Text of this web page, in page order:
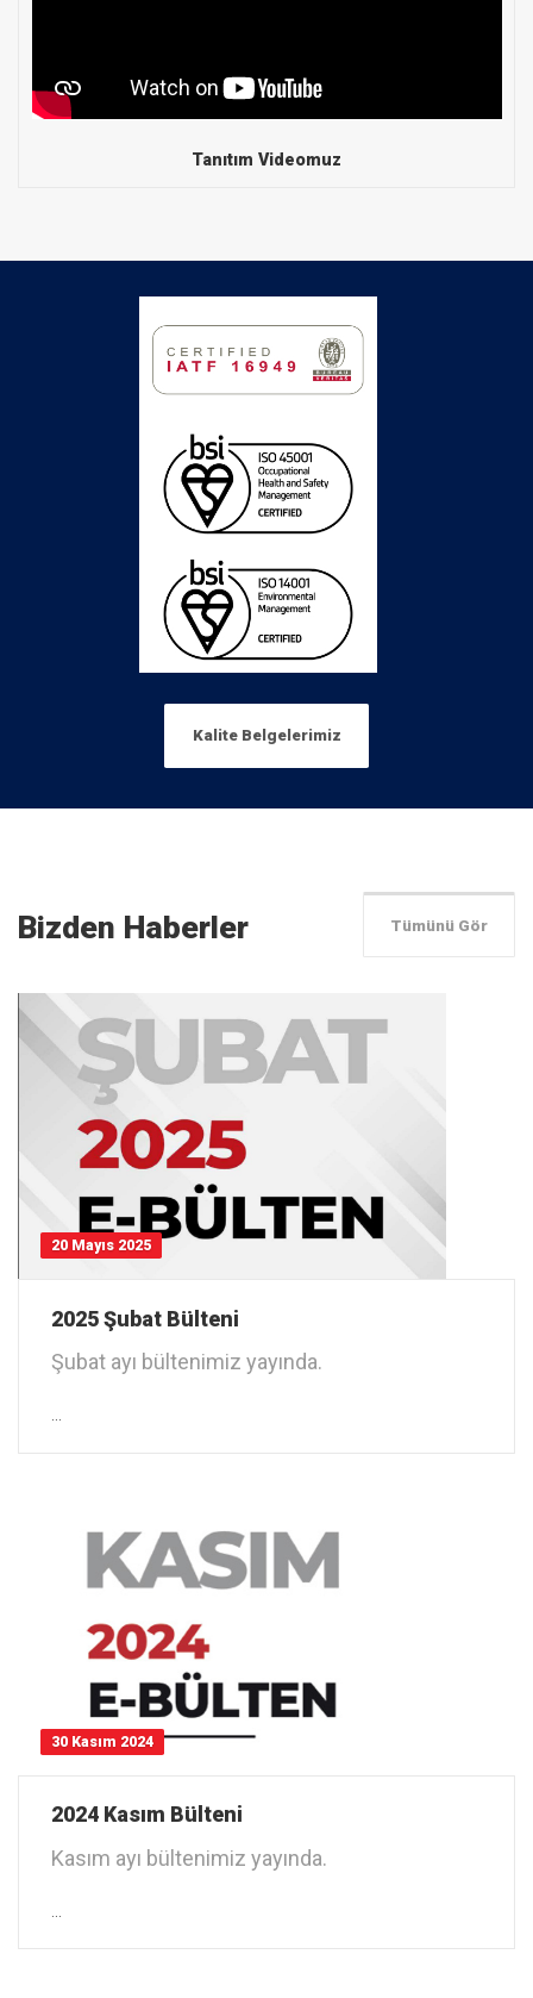
Tanıtım Videomuz
Kalite Belgelerimiz
Bizden Haberler Tümünü Gör
20 Mayıs 2025
2025 Şubat Bülteni
Şubat ayı bültenimiz yayında.
…
30 Kasım 2024
2024 Kasım Bülteni
Kasım ayı bültenimiz yayında.